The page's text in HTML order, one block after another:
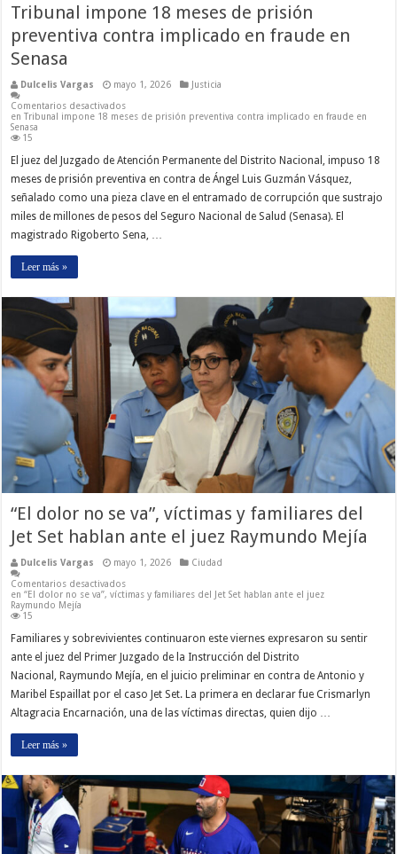
Tribunal impone 18 meses de prisión
preventiva contra implicado en fraude en
Senasa
Dulcelis Vargas mayo 1, 2026
Justicia
Comentarios desactivados
en Tribunal impone 18 meses de prisión preventiva contra implicado en fraude en
Senasa
15
El juez del Juzgado de Atención Permanente del Distrito Nacional, impuso 18
meses de prisión preventiva en contra de Ángel Luis Guzmán Vásquez,
señalado como una pieza clave en el entramado de corrupción que sustrajo
miles de millones de pesos del Seguro Nacional de Salud (Senasa). El
magistrado Rigoberto Sena, …
Leer más »
“El dolor no se va”, víctimas y familiares del
Jet Set hablan ante el juez Raymundo Mejía
Dulcelis Vargas mayo 1, 2026
Ciudad
Comentarios desactivados
en “El dolor no se va”, víctimas y familiares del Jet Set hablan ante el juez
Raymundo Mejía
15
Familiares y sobrevivientes continuaron este viernes expresaron su sentir
ante el juez del Primer Juzgado de la Instrucción del Distrito
Nacional, Raymundo Mejía, en el juicio preliminar en contra de Antonio y
Maribel Espaillat por el caso Jet Set. La primera en declarar fue Crismarlyn
Altagracia Encarnación, una de las víctimas directas, quien dijo …
Leer más »